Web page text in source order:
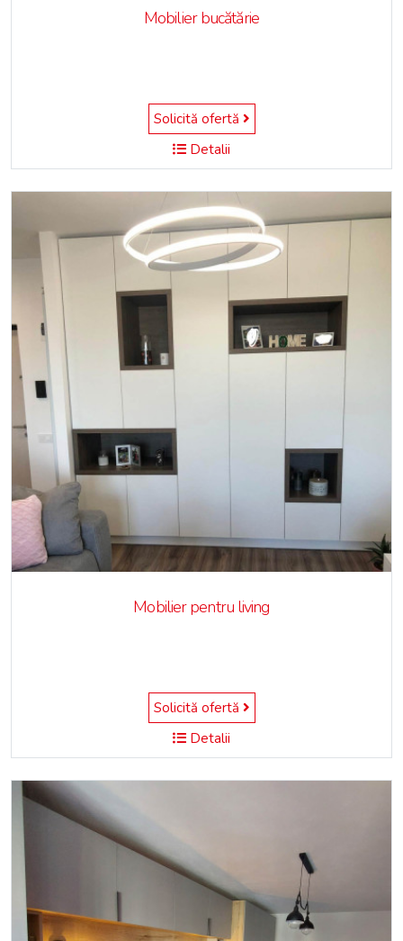
Mobilier bucătărie
Solicită ofertă
Detalii
Mobilier pentru living
Solicită ofertă
Detalii